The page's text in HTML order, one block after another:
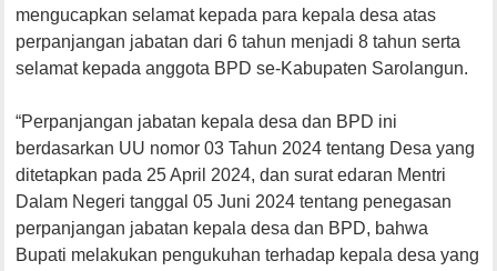
mengucapkan selamat kepada para kepala desa atas
perpanjangan jabatan dari 6 tahun menjadi 8 tahun serta
selamat kepada anggota BPD se-Kabupaten Sarolangun.
“Perpanjangan jabatan kepala desa dan BPD ini
berdasarkan UU nomor 03 Tahun 2024 tentang Desa yang
ditetapkan pada 25 April 2024, dan surat edaran Mentri
Dalam Negeri tanggal 05 Juni 2024 tentang penegasan
perpanjangan jabatan kepala desa dan BPD, bahwa
Bupati melakukan pengukuhan terhadap kepala desa yang